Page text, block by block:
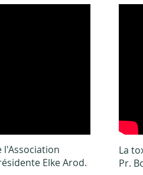
l'Association
Elke Arod.
La
Pr.